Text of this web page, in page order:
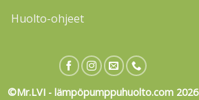
Huolto-ohjeet
©Mr.LVI - lämpöpumppuhuolto.com 2026